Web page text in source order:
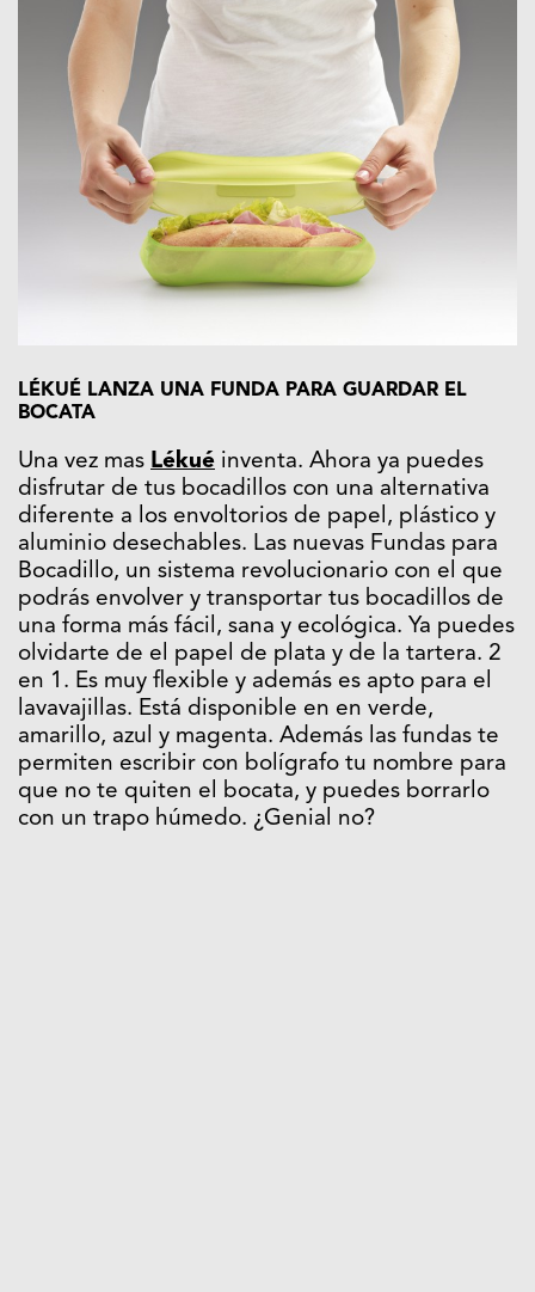
LÉKUÉ LANZA UNA FUNDA PARA GUARDAR EL
BOCATA
Una vez mas Lékué inventa. Ahora ya puedes
disfrutar de tus bocadillos con una alternativa
diferente a los envoltorios de papel, plástico y
aluminio desechables. Las nuevas Fundas para
Bocadillo, un sistema revolucionario con el que
podrás envolver y transportar tus bocadillos de
una forma más fácil, sana y ecológica. Ya puedes
olvidarte de el papel de plata y de la tartera. 2
en 1. Es muy flexible y además es apto para el
lavavajillas. Está disponible en en verde,
amarillo, azul y magenta. Además las fundas te
permiten escribir con bolígrafo tu nombre para
que no te quiten el bocata, y puedes borrarlo
con un trapo húmedo. ¿Genial no?